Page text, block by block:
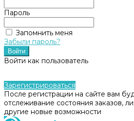
Пароль
Запомнить меня
Забыли пароль?
Войти как пользователь
Зарегистрироваться
После регистрации на сайте вам
отслеживание состояния заказов,
другие новые возможности